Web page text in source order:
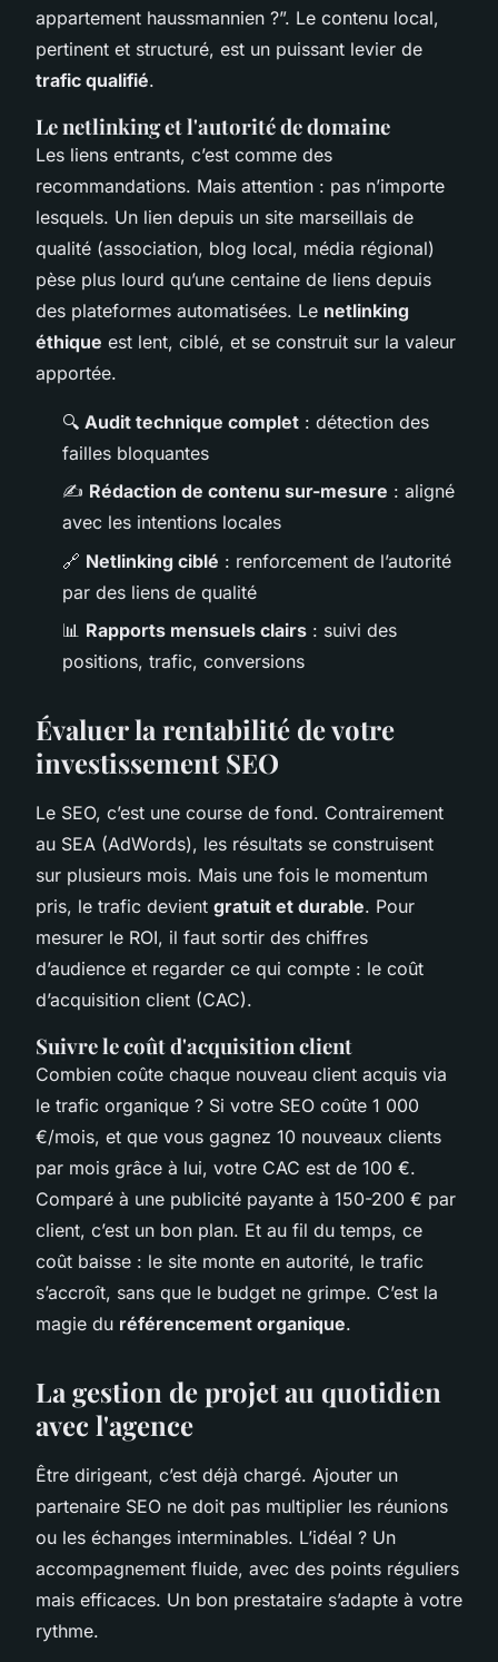
appartement haussmannien ?”. Le contenu local,
pertinent et structuré, est un puissant levier de
trafic qualifié.
Le netlinking et l'autorité de domaine
Les liens entrants, c’est comme des
recommandations. Mais attention : pas n’importe
lesquels. Un lien depuis un site marseillais de
qualité (association, blog local, média régional)
pèse plus lourd qu’une centaine de liens depuis
des plateformes automatisées. Le netlinking
éthique est lent, ciblé, et se construit sur la valeur
apportée.
🔍 Audit technique complet : détection des
failles bloquantes
✍️ Rédaction de contenu sur-mesure : aligné
avec les intentions locales
🔗 Netlinking ciblé : renforcement de l’autorité
par des liens de qualité
📊 Rapports mensuels clairs : suivi des
positions, trafic, conversions
Évaluer la rentabilité de votre
investissement SEO
Le SEO, c’est une course de fond. Contrairement
au SEA (AdWords), les résultats se construisent
sur plusieurs mois. Mais une fois le momentum
pris, le trafic devient gratuit et durable. Pour
mesurer le ROI, il faut sortir des chiffres
d’audience et regarder ce qui compte : le coût
d’acquisition client (CAC).
Suivre le coût d'acquisition client
Combien coûte chaque nouveau client acquis via
le trafic organique ? Si votre SEO coûte 1 000
€/mois, et que vous gagnez 10 nouveaux clients
par mois grâce à lui, votre CAC est de 100 €.
Comparé à une publicité payante à 150-200 € par
client, c’est un bon plan. Et au fil du temps, ce
coût baisse : le site monte en autorité, le trafic
s’accroît, sans que le budget ne grimpe. C’est la
magie du référencement organique.
La gestion de projet au quotidien
avec l'agence
Être dirigeant, c’est déjà chargé. Ajouter un
partenaire SEO ne doit pas multiplier les réunions
ou les échanges interminables. L’idéal ? Un
accompagnement fluide, avec des points réguliers
mais efficaces. Un bon prestataire s’adapte à votre
rythme.